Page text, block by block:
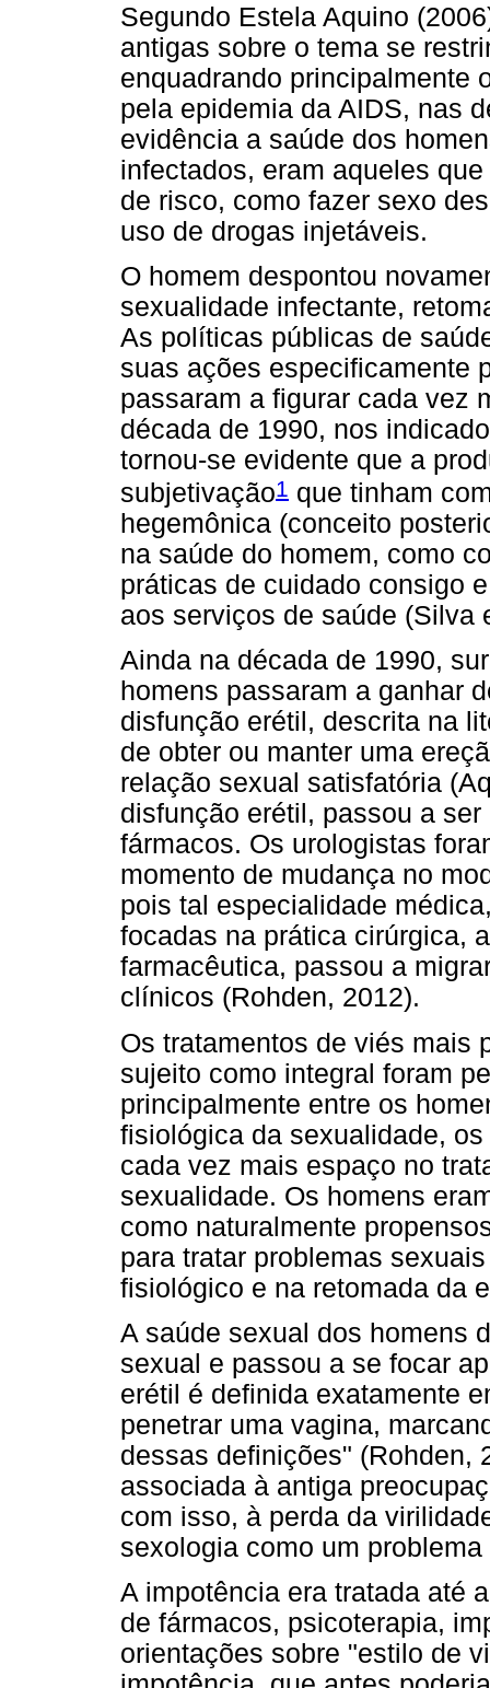
Segundo Estela Aquino
antigas sobre o tema se
enquadrando principalmente
pela epidemia da AIDS, nas
evidência a saúde dos
infectados, eram aqueles
de risco, como fazer sexo
uso de drogas injetáveis.
O homem despontou
sexualidade infectante,
As políticas públicas de
suas ações especificamente
passaram a figurar cada vez
década de 1990, nos
tornou-se evidente que a
subjetivação1 que tinham
hegemônica (conceito
na saúde do homem, como
práticas de cuidado consigo
aos serviços de saúde (Silva
Ainda na década de 1990,
homens passaram a ganhar
disfunção erétil, descrita na
de obter ou manter uma
relação sexual satisfatória
disfunção erétil, passou a
fármacos. Os urologistas
momento de mudança no
pois tal especialidade
focadas na prática cirúrgica,
farmacêutica, passou a
clínicos (Rohden, 2012).
Os tratamentos de viés mais
sujeito como integral foram
principalmente entre os
fisiológica da sexualidade,
cada vez mais espaço no
sexualidade. Os homens
como naturalmente
para tratar problemas
fisiológico e na retomada da
A saúde sexual dos homens
sexual e passou a se focar
erétil é definida exatamente
penetrar uma vagina,
dessas definições" (Rohden,
associada à antiga
com isso, à perda da
sexologia como um
A impotência era tratada até
de fármacos, psicoterapia,
orientações sobre "estilo de